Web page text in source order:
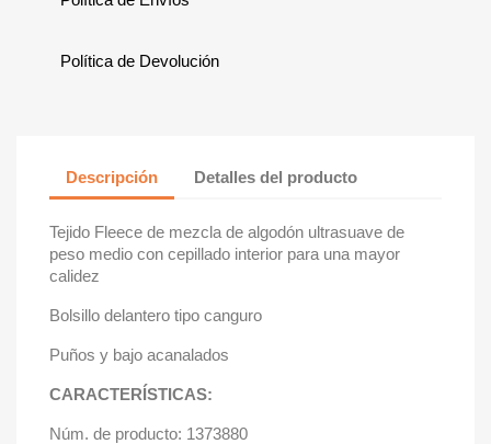
Política de Devolución
Descripción Detalles del producto
Tejido Fleece de mezcla de algodón ultrasuave de
peso medio con cepillado interior para una mayor
calidez
Bolsillo delantero tipo canguro
Puños y bajo acanalados
CARACTERÍSTICAS:
Núm. de producto: 1373880